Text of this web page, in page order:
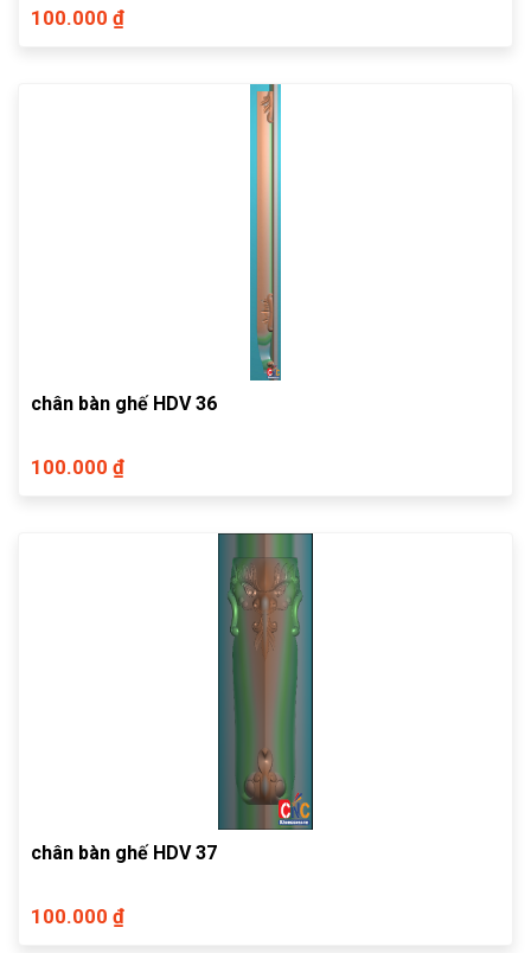
100.000 ₫
chân bàn ghế HDV 36
100.000 ₫
chân bàn ghế HDV 37
100.000 ₫